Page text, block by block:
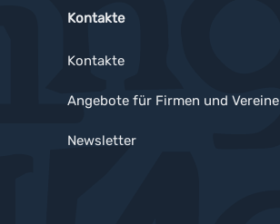
Kontakte
Kontakte
Angebote für Firmen und Vereine
Newsletter